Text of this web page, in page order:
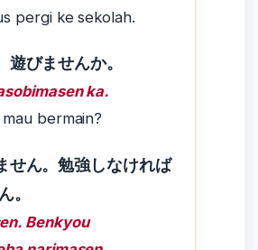
pergi ke sekolah.
遊びませんか。
ka.
bermain?
せん。勉強しなければ
。
Benkyou